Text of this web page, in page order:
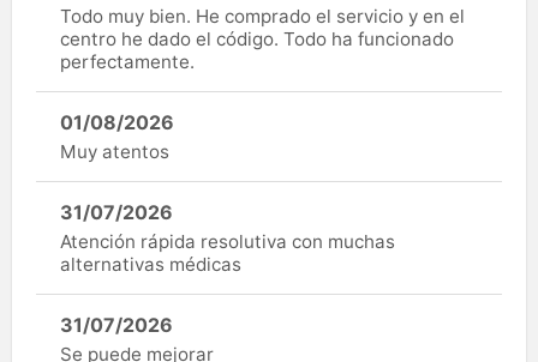
Todo muy bien. He comprado el servicio y en el
centro he dado el código. Todo ha funcionado
perfectamente.
01/08/2026
Muy atentos
31/07/2026
Atención rápida resolutiva con muchas
alternativas médicas
31/07/2026
Se puede mejorar